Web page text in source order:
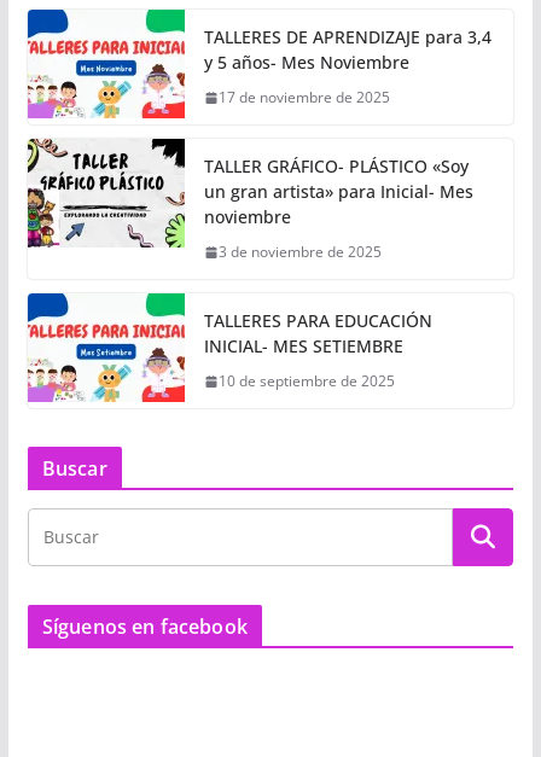
TALLERES DE APRENDIZAJE para 3,4
y 5 años- Mes Noviembre
17 de noviembre de 2025
TALLER GRÁFICO- PLÁSTICO «Soy
un gran artista» para Inicial- Mes
noviembre
3 de noviembre de 2025
TALLERES PARA EDUCACIÓN
INICIAL- MES SETIEMBRE
10 de septiembre de 2025
Buscar
Síguenos en facebook